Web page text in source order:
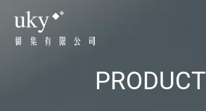
PRODUCT